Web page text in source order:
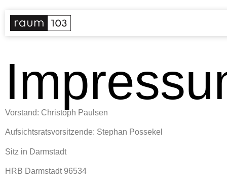
Vorstand: Christoph Paulsen
Aufsichtsratsvorsitzende: Stephan Possekel
Sitz in Darmstadt
HRB Darmstadt 96534